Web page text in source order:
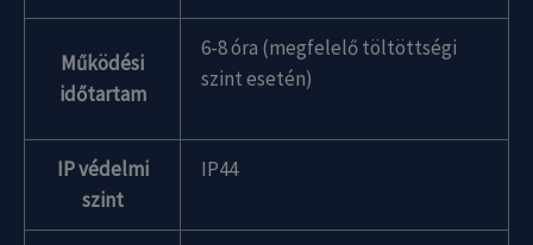
Működési
időtartam
6-8 óra (megfelelő töltöttségi
szint esetén)
IP védelmi
szint
IP44